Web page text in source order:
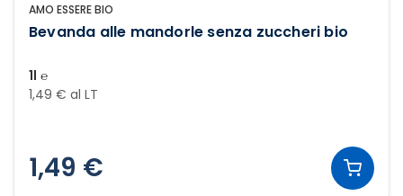
AMO ESSERE BIO
Bevanda alle mandorle senza zuccheri bio
1l ℮
1,49 € al LT
1,49 €